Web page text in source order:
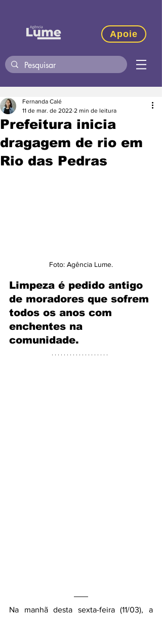
Apoie
Prefeitura inicia
dragagem de rio em
Rio das Pedras
Fernanda Calé
11 de mar. de 2022 2 min de leitura
Foto: Agência Lume.
Limpeza é pedido antigo
de moradores que sofrem
todos os anos com
enchentes na
comunidade.
Na manhã desta sexta-feira (11/03), a